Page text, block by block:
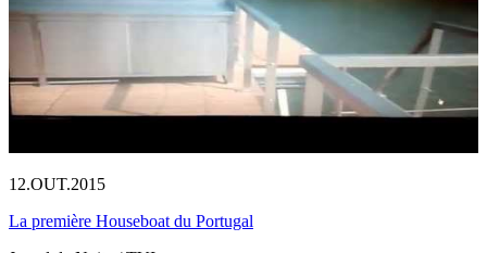
12.OUT.2015
La première Houseboat du Portugal